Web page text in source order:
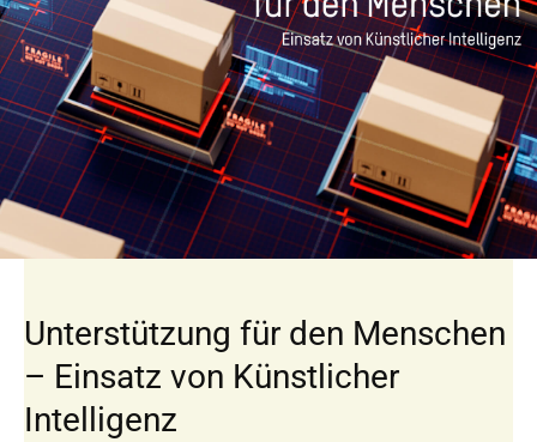
Unterstützung für den Menschen
– Einsatz von Künstlicher
Intelligenz